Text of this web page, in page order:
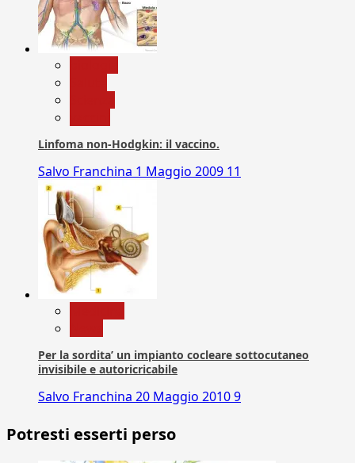
Linfoma non-Hodgkin: il vaccino.
Salvo Franchina 1 Maggio 2009 11
Per la sordita’ un impianto cocleare sottocutaneo
invisibile e autoricricabile
Salvo Franchina 20 Maggio 20109
Potresti esserti perso